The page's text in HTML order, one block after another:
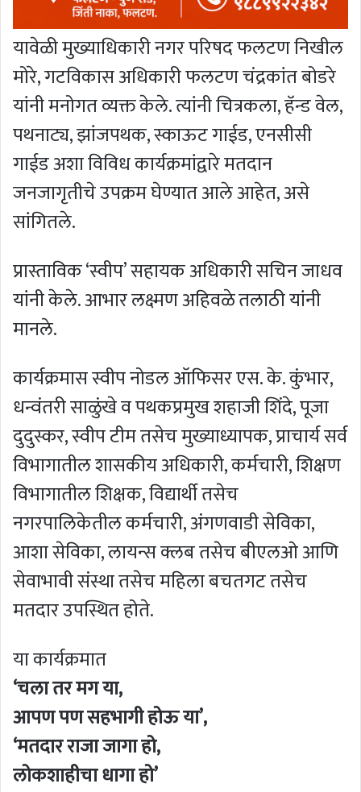
यावेळी मुख्याधिकारी नगर परिषद फलटण निखील
मोरे, गटविकास अधिकारी फलटण चंद्रकांत बोडरे
यांनी मनोगत व्यक्त केले. त्यांनी चित्रकला, हॅन्ड वेल,
पथनाट्य, झांजपथक, स्काऊट गाईड, एनसीसी
गाईड अशा विविध कार्यक्रमांद्वारे मतदान
जनजागृतीचे उपक्रम घेण्यात आले आहेत, असे
सांगितले.
प्रास्ताविक ‘स्वीप’ सहायक अधिकारी सचिन जाधव
यांनी केले. आभार लक्ष्मण अहिवळे तलाठी यांनी
मानले.
कार्यक्रमास स्वीप नोडल ऑफिसर एस. के. कुंभार,
धन्वंतरी साळुंखे व पथकप्रमुख शहाजी शिंदे, पूजा
दुदुस्कर, स्वीप टीम तसेच मुख्याध्यापक, प्राचार्य सर्व
विभागातील शासकीय अधिकारी, कर्मचारी, शिक्षण
विभागातील शिक्षक, विद्यार्थी तसेच
नगरपालिकेतील कर्मचारी, अंगणवाडी सेविका,
आशा सेविका, लायन्स क्लब तसेच बीएलओ आणि
सेवाभावी संस्था तसेच महिला बचतगट तसेच
मतदार उपस्थित होते.
या कार्यक्रमात
‘चला तर मग या,
आपण पण सहभागी होऊ या’,
‘मतदार राजा जागा हो,
लोकशाहीचा धागा हो’